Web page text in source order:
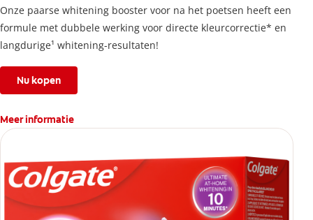
Onze paarse whitening booster voor na het poetsen heeft een
formule met dubbele werking voor directe kleurcorrectie* en
langdurige¹ whitening-resultaten!
Nu kopen
Meer informatie